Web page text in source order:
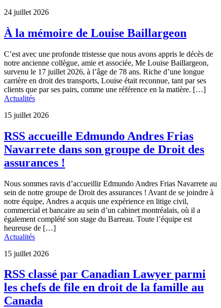
24 juillet 2026
À la mémoire de Louise Baillargeon
C’est avec une profonde tristesse que nous avons appris le décès de
notre ancienne collègue, amie et associée, Me Louise Baillargeon,
survenu le 17 juillet 2026, à l’âge de 78 ans. Riche d’une longue
carrière en droit des transports, Louise était reconnue, tant par ses
clients que par ses pairs, comme une référence en la matière. […]
Actualités
15 juillet 2026
RSS accueille Edmundo Andres Frias
Navarrete dans son groupe de Droit des
assurances !
Nous sommes ravis d’accueillir Edmundo Andres Frias Navarrete au
sein de notre groupe de Droit des assurances ! Avant de se joindre à
notre équipe, Andres a acquis une expérience en litige civil,
commercial et bancaire au sein d’un cabinet montréalais, où il a
également complété son stage du Barreau. Toute l’équipe est
heureuse de […]
Actualités
15 juillet 2026
RSS classé par Canadian Lawyer parmi
les chefs de file en droit de la famille au
Canada